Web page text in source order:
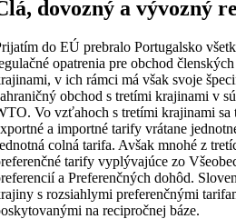
dovozný a vývozný
do EÚ prebralo Portugalsko
opatrenia pre obchod
v ich rámci má však svoje
obchod s tretími krajinami v
Vo vzťahoch s tretími krajinami sa
a importné tarify vrátane
colná tarifa. Avšak mnohé z
tarify vyplývajúce zo
a Preferenčných dohôd.
s rozsiahlymi preferenčnými
na recipročnej báze.